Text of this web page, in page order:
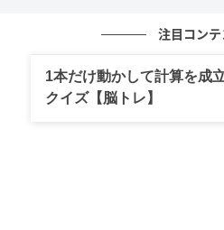
=3.2
注目コンテ
1本だけ動かして計算を成
クイズ【脳トレ】